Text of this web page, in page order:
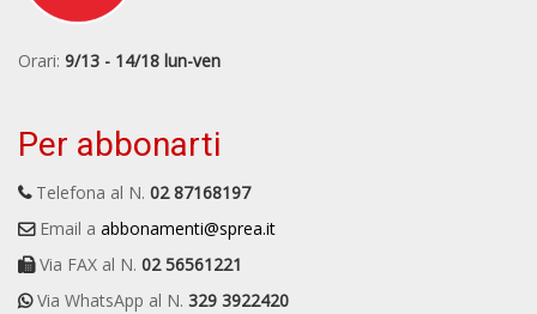
Orari: 9/13 - 14/18 lun-ven
Per abbonarti
Telefona al N. 02 87168197
Email a abbonamenti@sprea.it
Via FAX al N. 02 56561221
Via WhatsApp al N. 329 3922420